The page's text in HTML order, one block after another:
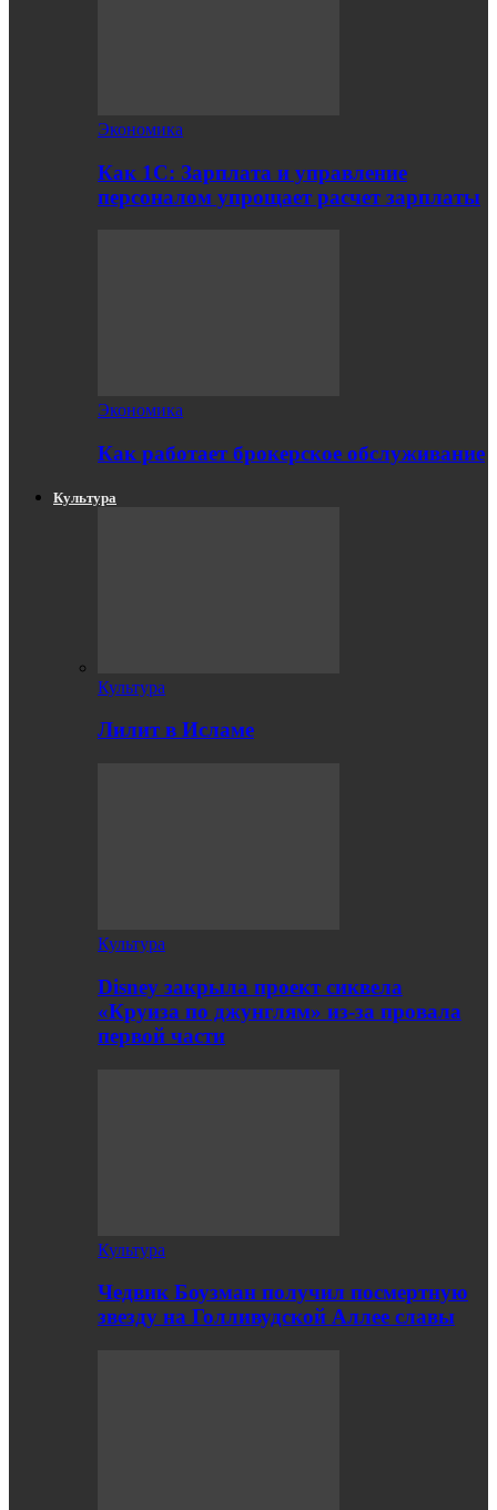
Экономика
Как 1С: Зарплата и управление
персоналом упрощает расчет зарплаты
Экономика
Как работает брокерское обслуживание
Культура
Культура
Лилит в Исламе
Культура
Disney закрыла проект сиквела
«Круиза по джунглям» из-за провала
первой части
Культура
Чедвик Боузман получил посмертную
звезду на Голливудской Аллее славы